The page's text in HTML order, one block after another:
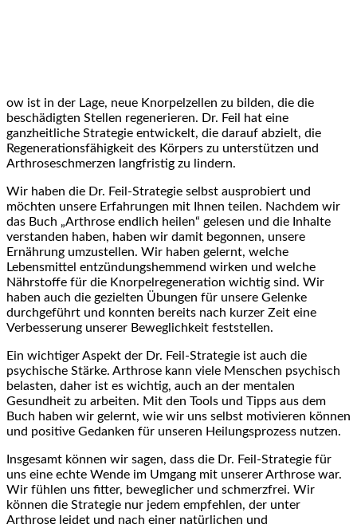
ow ist in der Lage, neue Knorpelzellen zu bilden,‌ die die
beschädigten Stellen regenerieren. ‍Dr. Feil hat eine
ganzheitliche Strategie ‌entwickelt, die darauf‍ abzielt, die
Regenerationsfähigkeit des Körpers zu ‌unterstützen und
Arthroseschmerzen langfristig zu lindern.
Wir haben​ die Dr. Feil-Strategie selbst ausprobiert und⁤
möchten unsere Erfahrungen mit Ihnen teilen. Nachdem wir
das Buch „Arthrose ⁣endlich heilen“ gelesen und die Inhalte
verstanden haben, haben wir damit begonnen, ‌unsere
Ernährung umzustellen. Wir haben gelernt, welche
⁣Lebensmittel entzündungshemmend wirken und welche
Nährstoffe für die Knorpelregeneration wichtig‍ sind. Wir
haben auch die gezielten Übungen für unsere Gelenke
durchgeführt und konnten⁤ bereits nach kurzer Zeit eine
Verbesserung ⁤unserer Beweglichkeit feststellen.
Ein wichtiger ⁢Aspekt der Dr. Feil-Strategie ist auch die
psychische Stärke. Arthrose kann viele Menschen psychisch
belasten, daher ist es wichtig,⁤ auch an⁢ der‍ mentalen
Gesundheit zu arbeiten. Mit den ​Tools und Tipps aus dem
Buch haben wir gelernt, wie wir uns selbst motivieren können
⁣und positive Gedanken für unseren Heilungsprozess nutzen.
Insgesamt können wir sagen, dass die ⁢Dr. Feil-Strategie für
uns eine echte ​Wende im Umgang mit unserer Arthrose‌ war.
Wir fühlen uns fitter, beweglicher und schmerzfrei. Wir‍
können die Strategie⁢ nur jedem empfehlen, der unter
Arthrose leidet und nach einer natürlichen und